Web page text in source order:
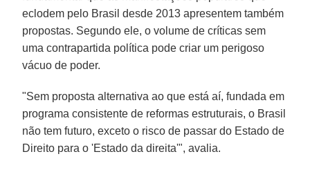
eclodem pelo Brasil desde 2013 apresentem também
propostas. Segundo ele, o volume de críticas sem
uma contrapartida política pode criar um perigoso
vácuo de poder.
"Sem proposta alternativa ao que está aí, fundada em
programa consistente de reformas estruturais, o Brasil
não tem futuro, exceto o risco de passar do Estado de
Direito para o 'Estado da direita'", avalia.